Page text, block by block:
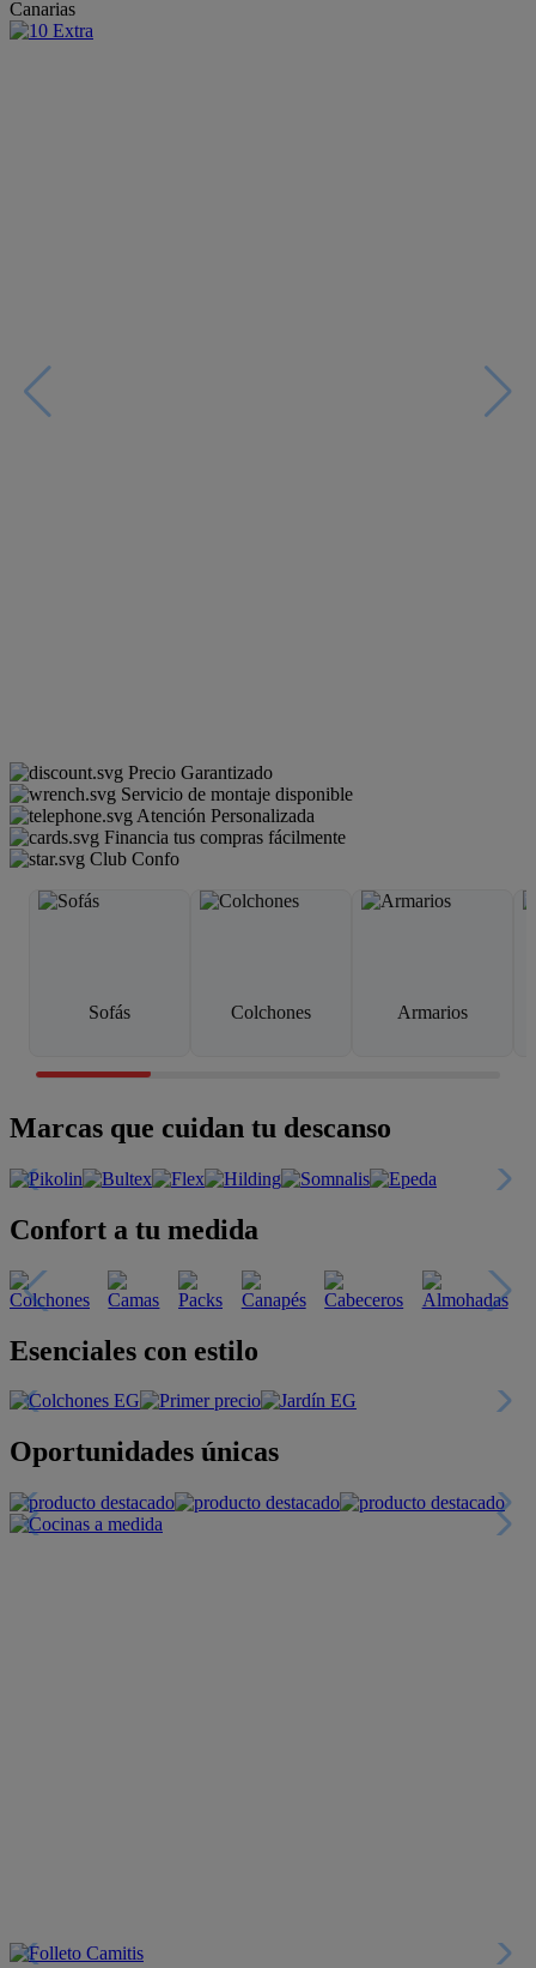
Canarias
Precio Garantizado
Servicio de montaje disponible
Atención Personalizada
Financia tus compras fácilmente
Club Confo
Sofás Colchones Armarios
Marcas que cuidan tu descanso
Confort a tu medida
Esenciales con estilo
Oportunidades únicas